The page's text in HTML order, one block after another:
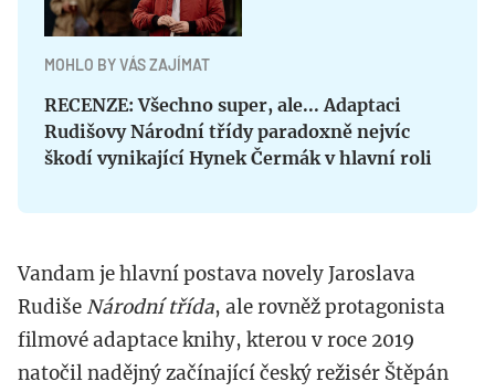
MOHLO BY VÁS ZAJÍMAT
RECENZE: Všechno super, ale... Adaptaci
Rudišovy Národní třídy paradoxně nejvíc
škodí vynikající Hynek Čermák v hlavní roli
Vandam je hlavní postava novely Jaroslava
Rudiše Národní třída, ale rovněž protagonista
filmové adaptace knihy, kterou v roce 2019
natočil nadějný začínající český režisér Štěpán